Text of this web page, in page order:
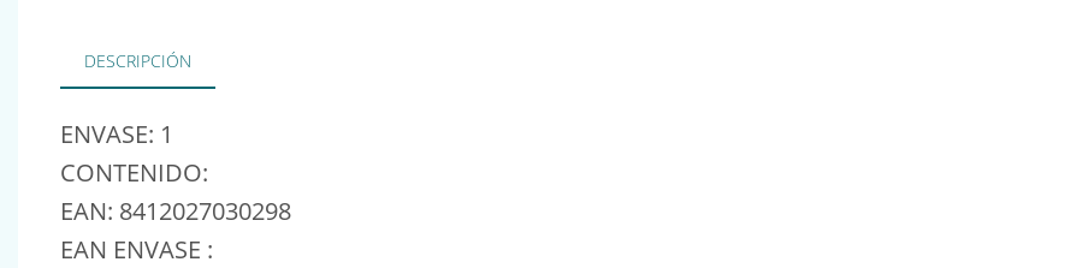
DESCRIPCIÓN
ENVASE: 1
CONTENIDO:
EAN: 8412027030298
EAN ENVASE :